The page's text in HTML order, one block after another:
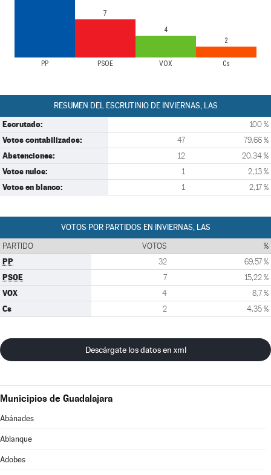
PP PSOE VOX Cs
7
4
2
RESUMEN DEL ESCRUTINIO DE INVIERNAS, LAS
Escrutado: 100 %
Votos contabilizados: 47 79,66 %
Abstenciones: 12 20,34 %
Votos nulos: 1 2,13 %
Votos en blanco: 1 2,17 %
VOTOS POR PARTIDOS EN INVIERNAS, LAS
PARTIDO VOTOS %
PP 32 69,57 %
PSOE 7 15,22 %
VOX 4 8,7 %
Cs 2 4,35 %
Descárgate los datos en xml
Municipios de Guadalajara
Abánades
Ablanque
Adobes